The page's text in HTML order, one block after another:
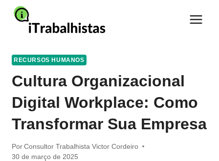
Pular
para
RECURSOS HUMANOS
Cultura Organizacional
Digital Workplace: Como
Transformar Sua Empresa
Por Consultor Trabalhista Victor Cordeiro
30 de março de 2025